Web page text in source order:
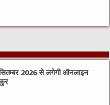
2026 से लगेगी ऑनलाइन